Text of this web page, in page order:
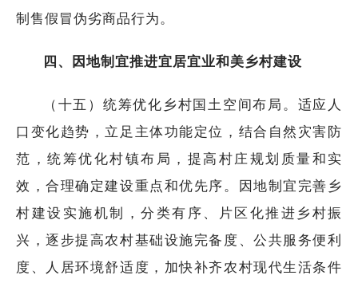
制售假冒伪劣商品行为。
四、因地制宜推进宜居宜业和美乡村建设
（十五）统筹优化乡村国土空间布局。适应人
口变化趋势，立足主体功能定位，结合自然灾害防
范，统筹优化村镇布局，提高村庄规划质量和实
效，合理确定建设重点和优先序。因地制宜完善乡
村建设实施机制，分类有序、片区化推进乡村振
兴，逐步提高农村基础设施完备度、公共服务便利
度、人居环境舒适度，加快补齐农村现代生活条件